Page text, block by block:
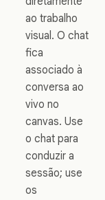
ao trabalho
visual. O chat
fica
associado à
conversa ao
vivo no
canvas. Use
o chat para
conduzir a
sessão; use
os